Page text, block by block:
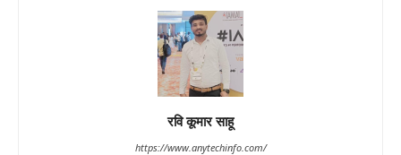
रवि कूमार साहू
https://www.anytechinfo.com/